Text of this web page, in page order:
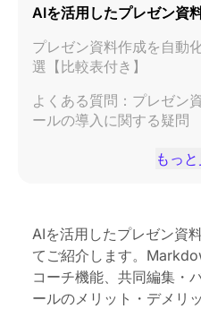
AIを活用したプレゼン資
プレゼン資料作成を自動
選【比較表付き】
よくある質問：プレゼン
ールの導入に関する疑問
まとめ：プレゼンの成功
もっ
AIを活用したプレゼン資
てご紹介します。
コーチ機能、共同編集・
ールのメリット・デメリ